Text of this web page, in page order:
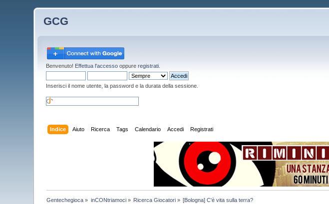
GCG
Benvenuto! Effettua l'accesso oppureregistrati
Inserisci il nome utente, la password e la durata della sessione.
Indice Aiuto Ricerca Tags Calendario Accedi Registrati
Gentechegioca » inCONtriamoci» Ricerca Giocatori » [Bologna] C'è vita sulla terra?